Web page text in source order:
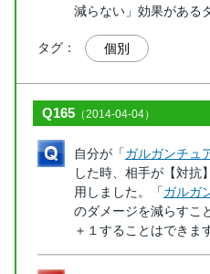
減らない」効果がある
タグ： 個別
Q165 （2014-04-04）
自分が「ガルガンチュ
した時、相手が【対抗
用しました。「ガルガ
のダメージを減らすこ
＋１することはできま